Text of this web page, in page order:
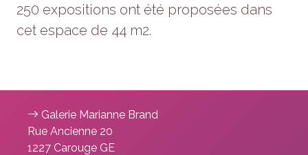
250 expositions ont été proposées dans
cet espace de 44 m2.
Galerie Marianne Brand
Rue Ancienne 20
1227 Carouge GE